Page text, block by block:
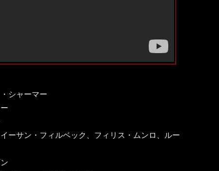
シャーマー
ーサン・フィルベック、フィリス・ムンロ、ルー